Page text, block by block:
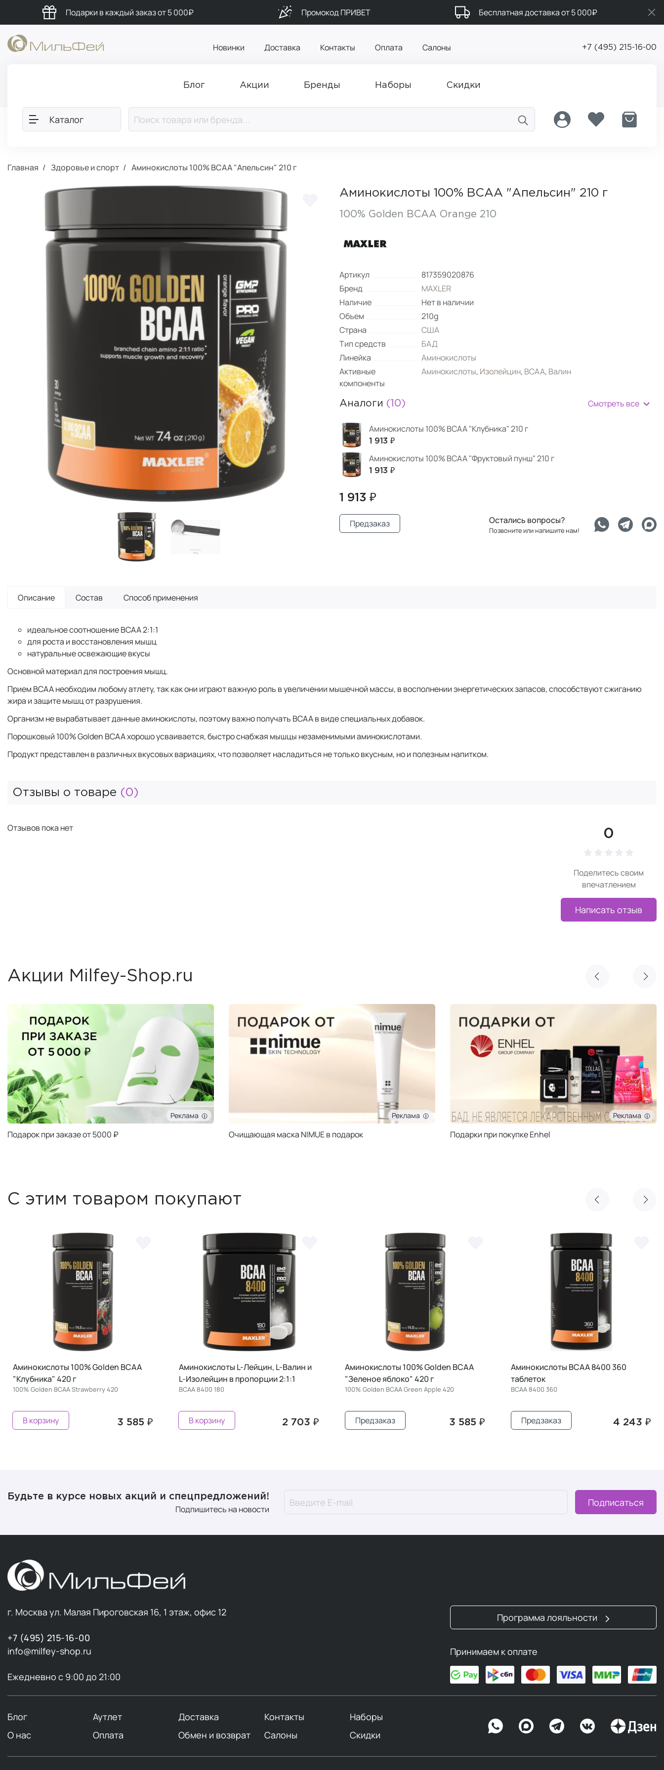
Подарки в каждый заказ от 5 000₽ Промокод ПРИВЕТ Бесплатная доставка от 5 000₽
Новинки Доставка Контакты Оплата Салоны +7 (495) 215-16-00
Блог Акции Бренды Наборы Скидки
Каталог
Главная Здоровье и спорт Аминокислоты 100% BCAA "Апельсин" 210 г
Аминокислоты 100% BCAA "Апельсин" 210 г
100% Golden BCAA Orange 210
Артикул
817359020876
Бренд
MAXLER
Наличие
Нет в наличии
Объем
210g
Страна
США
Тип средств
БАД
Линейка
Аминокислоты
Активные
компоненты
Аминокислоты, Изолейцин, BCAA, Валин
Аналоги (10) Смотреть все
Аминокислоты 100% BCAA "Клубника" 210 г
1 913 ₽
Аминокислоты 100% BCAA "Фруктовый пунш" 210 г
1 913 ₽
1 913 ₽
Предзаказ Остались вопросы?
Позвоните или напишите нам!
Описание Состав Способ применения
идеальное соотношение BCAA 2:1:1
для роста и восстановления мышц
натуральные освежающие вкусы
Основной материал для построения мышц.
Прием BCAA необходим любому атлету, так как они играют важную роль в увеличении мышечной массы, в восполнении энергетических запасов, способствуют сжиганию
жира и защите мышц от разрушения.
Организм не вырабатывает данные аминокислоты, поэтому важно получать BCAA в виде специальных добавок.
Порошковый 100% Golden BCAA хорошо усваивается, быстро снабжая мышцы незаменимыми аминокислотами.
Продукт представлен в различных вкусовых вариациях, что позволяет насладиться не только вкусным, но и полезным напитком.
Отзывы о товаре (0)
0
Поделитесь своим
впечатлением
Написать отзыв
Отзывов пока нет
Акции Milfey-Shop.ru
Реклама
Подарок при заказе от 5000 ₽
Реклама
Очищающая маска NIMUE в подарок
Реклама
Подарки при покупке Enhel
С этим товаром покупают
Аминокислоты 100% Golden BCAA
"Клубника" 420 г
100% Golden BCAA Strawberry 420
3 585 ₽
В корзину
Аминокислоты L-Лейцин, L-Валин и
L-Изолейцин в пропорции 2:1:1
BCAA 8400 180
2 703 ₽
В корзину
Аминокислоты 100% Golden BCAA
"Зеленое яблоко" 420 г
100% Golden BCAA Green Apple 420
3 585 ₽
Предзаказ
Аминокислоты BCAA 8400 360
таблеток
BCAA 8400 360
4 243 ₽
Предзаказ
Будьте в курсе новых акций и спецпредложений!
Подпишитесь на новости
Подписаться
г. Москва ул. Малая Пироговская 16, 1 этаж, офис 12
+7 (495) 215-16-00
info@milfey-shop.ru
Ежедневно с 9:00 до 21:00
Программа лояльности
Принимаем к оплате
Блог Аутлет Доставка Контакты
Наборы
О нас
Оплата Обмен и возврат Салоны Скидки